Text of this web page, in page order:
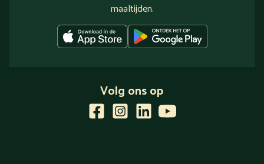
maaltijden.
Volg ons op